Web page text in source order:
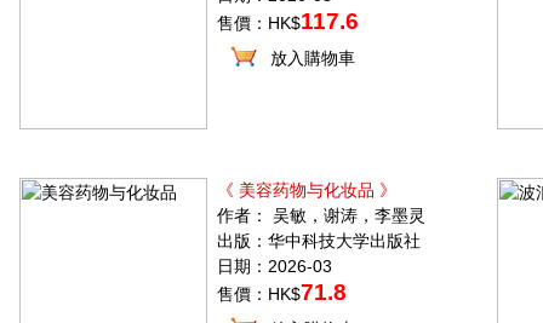
售價：HK$117.6
放入購物車
《 美容药物与化妆品 》
作者： 吴敏，谢涛，李墨灵
出版：华中科技大学出版社
日期：2026-03
售價：HK$71.8